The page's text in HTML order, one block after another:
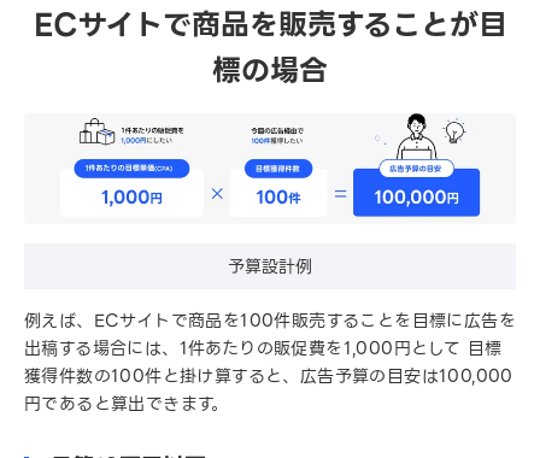
ECサイトで商品を販売することが目
標の場合
予算設計例
例えば、ECサイトで商品を100件販売することを目標に広告を
出稿する場合には、1件あたりの販促費を1,000円として 目標
獲得件数の100件と掛け算すると、広告予算の目安は100,000
円であると算出できます。